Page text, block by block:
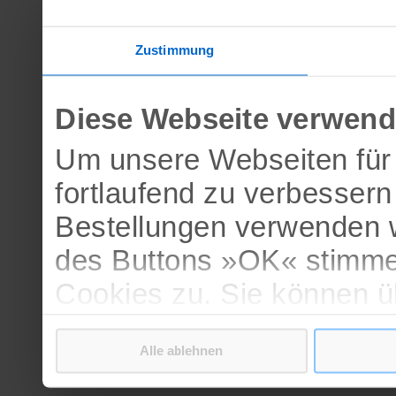
Zustimmung
Diese Webseite
Um unsere Webseiten
fortlaufend zu
Bestellungen
des Buttons »OK«
Cookies zu. Sie können
verschiedenen Cookies
bestätigen.
Alle ablehnen